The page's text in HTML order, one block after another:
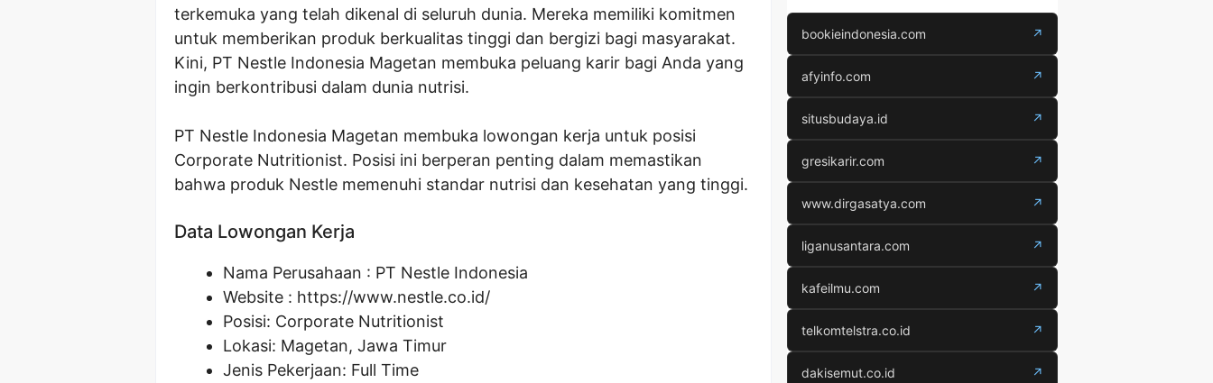
terkemuka yang telah dikenal di seluruh dunia. Mereka memiliki komitmen
untuk memberikan produk berkualitas tinggi dan bergizi bagi masyarakat.
Kini, PT Nestle Indonesia Magetan membuka peluang karir bagi Anda yang
ingin berkontribusi dalam dunia nutrisi.
PT Nestle Indonesia Magetan membuka lowongan kerja untuk posisi
Corporate Nutritionist. Posisi ini berperan penting dalam memastikan
bahwa produk Nestle memenuhi standar nutrisi dan kesehatan yang tinggi.
Data Lowongan Kerja
Nama Perusahaan : PT Nestle Indonesia
Website : https://www.nestle.co.id/
Posisi: Corporate Nutritionist
Lokasi: Magetan, Jawa Timur
Jenis Pekerjaan: Full Time
bookieindonesia.com ↗
afyinfo.com ↗
situsbudaya.id ↗
gresikarir.com ↗
www.dirgasatya.com ↗
liganusantara.com ↗
kafeilmu.com ↗
telkomtelstra.co.id ↗
dakisemut.co.id ↗